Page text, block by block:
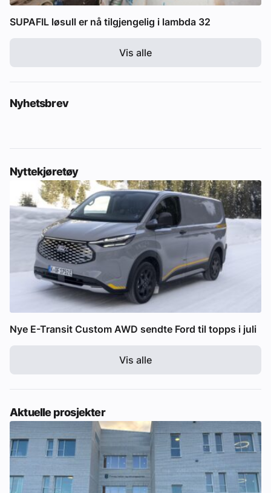
SUPAFIL løsull er nå tilgjengelig i lambda 32
Vis alle
Nyhetsbrev
Nyttekjøretøy
Nye E-Transit Custom AWD sendte Ford til topps i juli
Vis alle
Aktuelle prosjekter